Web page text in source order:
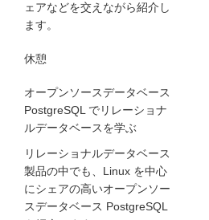
ェアなどを交えながら紹介し
ます。
休憩
オープンソースデータベース
PostgreSQL でリレーショナ
ルデータベースを学ぶ
リレーショナルデータベース
製品の中でも、Linux を中心
にシェアの高いオープンソー
スデータベース PostgreSQL